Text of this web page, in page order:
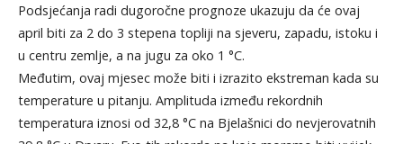
Podsjećanja radi dugoročne prognoze ukazuju da će ovaj
april biti za 2 do 3 stepena topliji na sjeveru, zapadu, istoku i
u centru zemlje, a na jugu za oko 1 °C.
Međutim, ovaj mjesec može biti i izrazito ekstreman kada su
temperature u pitanju. Amplituda između rekordnih
temperatura iznosi od 32,8 °C na Bjelašnici do nevjerovatnih